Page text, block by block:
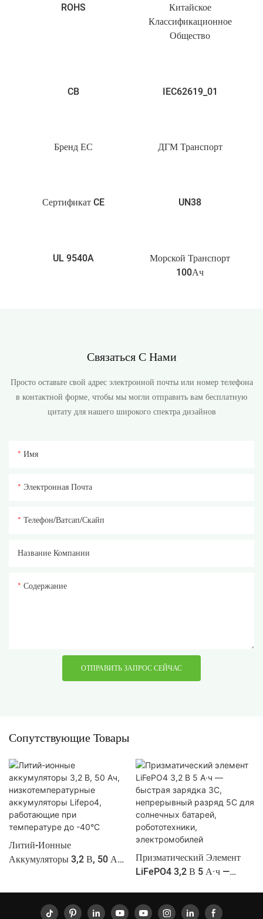
ROHS
Китайское
Классификационное
Общество
CB IEC62619_01
Бренд ЕС ДГМ Транспорт
Сертификат CE UN38
UL 9540A
Морской Транспорт
100Ач
Связаться С Нами
Просто оставьте свой адрес электронной почты или номер телефона
в контактной форме, чтобы мы могли отправить вам бесплатную
цитату для нашего широкого спектра дизайнов
Имя
Электронная Почта
Телефон/ватсап/скайп
Название Компании
Содержание
ОТПРАВИТЬ ЗАПРОС СЕЙЧАС
Сопутствующие Товары
Литий-Ионные
Аккумуляторы 3,2 В, 50 Ач,
Работающие При
Температуре До -40°C
Призматический Элемент
LiFePO4 3,2 В 5 А·ч —
Солнечных Батарей,